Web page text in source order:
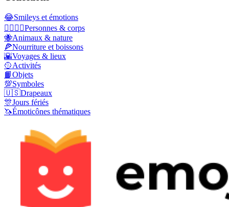
😂Smileys et émotions
👩‍❤️‍💋‍👨Personnes & corps
🐝Animaux & nature
🍕Nourriture et boissons
🌇Voyages & lieux
🥎Activités
📙Objets
💯Symboles
🇺🇸Drapeaux
🎊Jours fériés
🦄Émoticônes thématiques